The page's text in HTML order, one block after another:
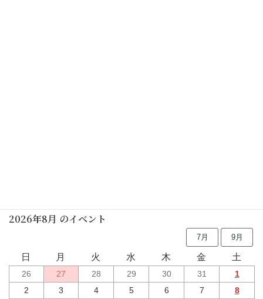
2026年8月 のイベント
7月 9月
日 月 火 水 木 金 土
26 27 28 29 30 31
1
2
3 4 5 6 7
8